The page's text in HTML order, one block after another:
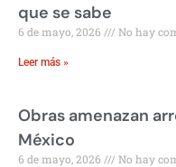
que se sabe
6 de mayo, 2026 No hay
Leer más »
Obras amenazan
México
6 de mayo, 2026 No hay